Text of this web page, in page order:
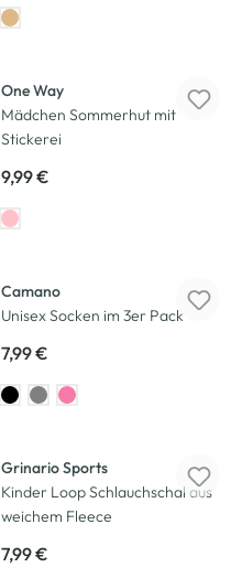
One Way
Mädchen Sommerhut mit
Stickerei
9,99 €
Camano
Unisex Socken im 3er Pack
7,99 €
Grinario Sports
Kinder Loop Schlauchschal aus
weichem Fleece
7,99 €